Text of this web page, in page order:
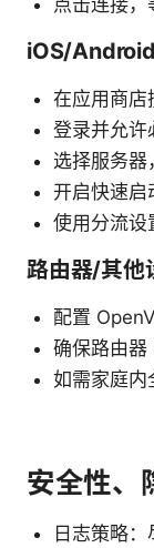
点击连接，
iOS/Android
在应用商
登录并允许
选择服务器
开启快速启
使用分流设
路由器/其他
配置
确保路由器
如需家庭内
安全性、
日志策略